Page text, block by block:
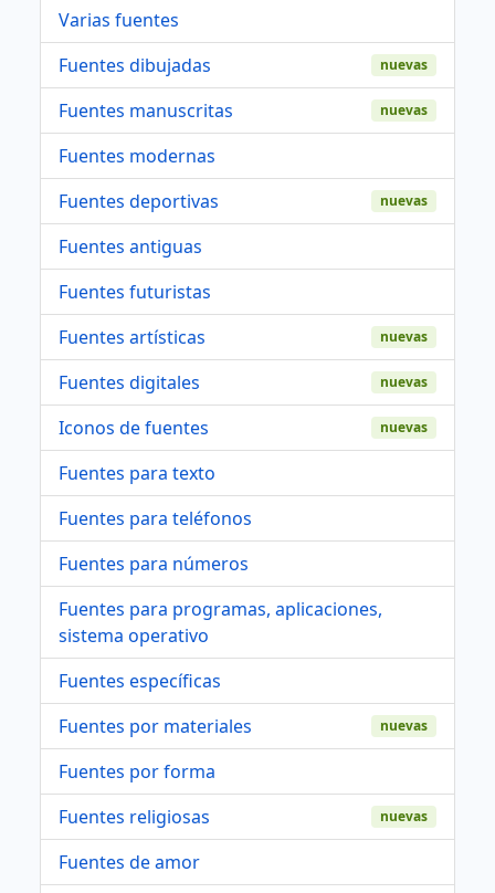
Varias fuentes
Fuentes dibujadas
nuevas
Fuentes manuscritas nuevas
Fuentes modernas
Fuentes deportivas
nuevas
Fuentes antiguas
Fuentes futuristas
Fuentes artísticas
nuevas
Fuentes digitales nuevas
Iconos de fuentes nuevas
Fuentes para texto
Fuentes para teléfonos
Fuentes para números
Fuentes para programas, aplicaciones,
sistema operativo
Fuentes específicas
Fuentes por materiales
nuevas
Fuentes por forma
Fuentes religiosas
nuevas
Fuentes de amor